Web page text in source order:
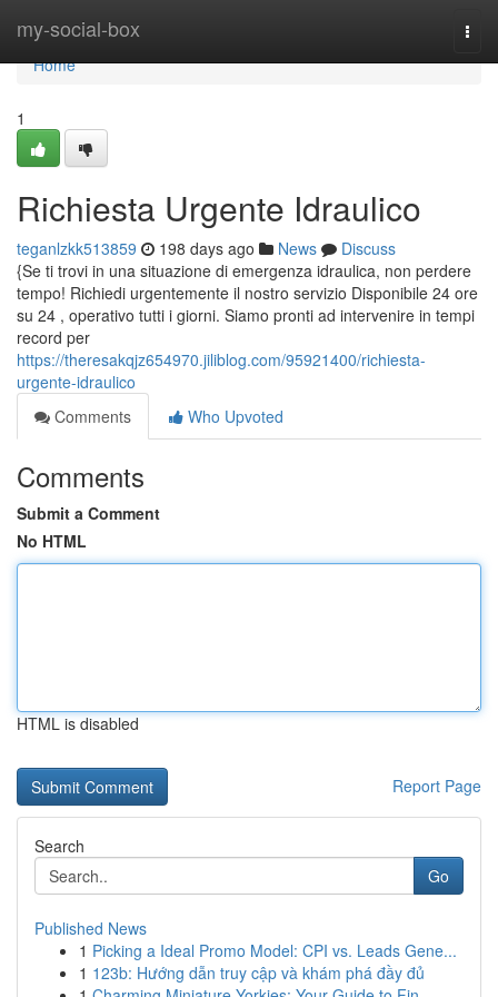
my-social-box
Home
Home
1
Richiesta Urgente Idraulico
teganlzkk513859 198 days ago News
Discuss
{Se ti trovi in una situazione di emergenza idraulica, non perdere
tempo! Richiedi urgentemente il nostro servizio Disponibile 24 ore
su 24 , operativo tutti i giorni. Siamo pronti ad intervenire in tempi
record per
https://theresakqjz654970.jiliblog.com/95921400/richiesta-
urgente-idraulico
Comments
Who Upvoted
Comments
Submit a Comment
No HTML
HTML is disabled
Report Page
Search
Go
Published News
1 Picking a Ideal Promo Model: CPI vs. Leads Gene...
1 123b: Hướng dẫn truy cập và khám phá đầy đủ